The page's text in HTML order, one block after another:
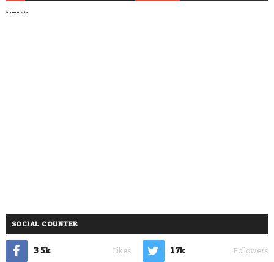
No comments
SOCIAL COUNTER
3.5k Likes 1.7k Followers